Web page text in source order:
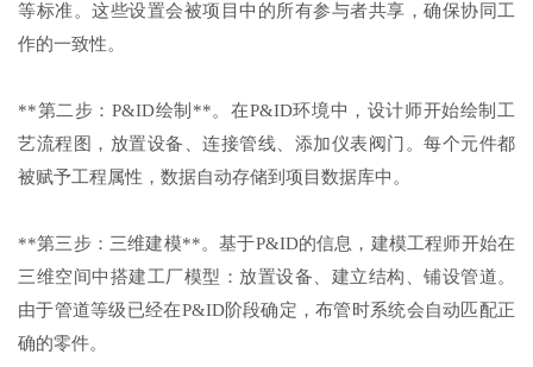
等标准。这些设置会被项目中的所有参与者共享，确保协同工
作的一致性。
**第二步：P&ID绘制**。在P&ID环境中，设计师开始绘制工
艺流程图，放置设备、连接管线、添加仪表阀门。每个元件都
被赋予工程属性，数据自动存储到项目数据库中。
**第三步：三维建模**。基于P&ID的信息，建模工程师开始在
三维空间中搭建工厂模型：放置设备、建立结构、铺设管道。
由于管道等级已经在P&ID阶段确定，布管时系统会自动匹配正
确的零件。